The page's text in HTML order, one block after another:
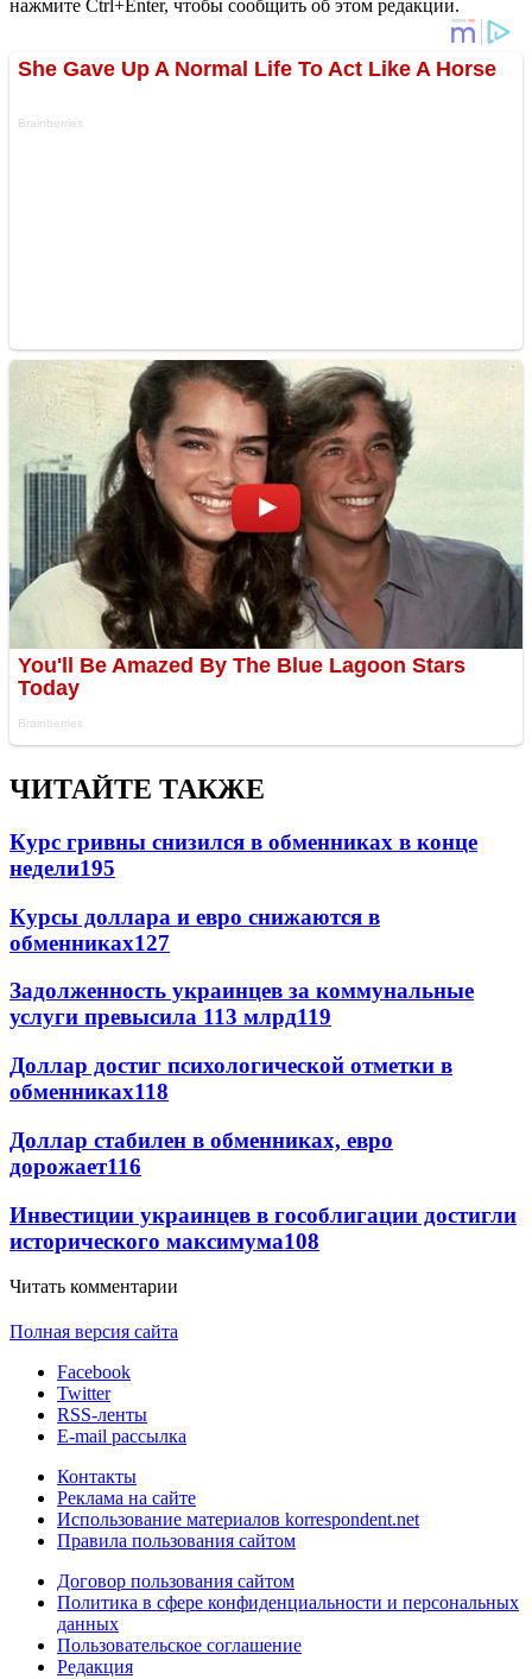
нажмите Ctrl+Enter, чтобы сообщить об этом редакции.
ЧИТАЙТЕ ТАКЖЕ
Курс гривны снизился в обменниках в конце
недели195
Курсы доллара и евро снижаются в
обменниках127
Задолженность украинцев за коммунальные
услуги превысила 113 млрд119
Доллар достиг психологической отметки в
обменниках118
Доллар стабилен в обменниках, евро
дорожает116
Инвестиции украинцев в гособлигации достигли
исторического максимума108
Читать комментарии
Полная версия сайта
Facebook
Twitter
RSS-ленты
E-mail рассылка
Контакты
Реклама на сайте
Использование материалов korrespondent.net
Правила пользования сайтом
Договор пользования сайтом
Политика в сфере конфиденциальности и персональных
данных
Пользовательское соглашение
Редакция